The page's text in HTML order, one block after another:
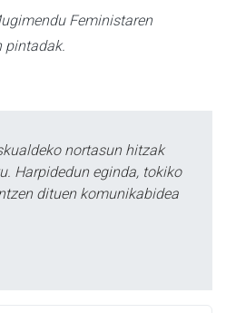
Feministaren
pintadak.
nortasun hitzak
Harpidedun eginda, tokiko
dituen komunikabidea